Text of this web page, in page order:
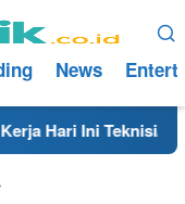
News
Ini Teknisi/